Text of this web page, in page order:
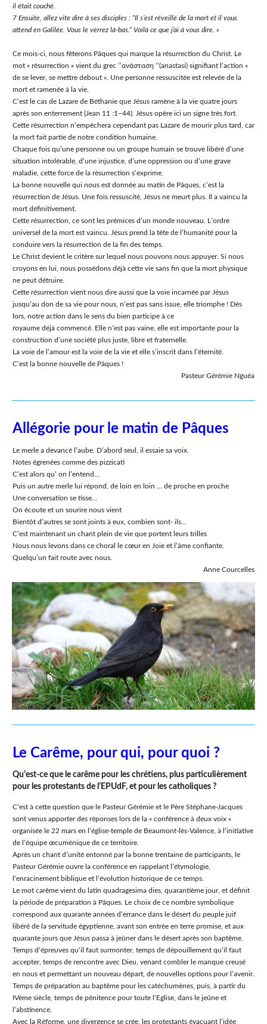
il était couché.
7 Ensuite, allez vite dire à ses disciples : “Il s’est réveillé de la mort et il vous
attend en Galilée. Vous le verrez là-bas.” Voilà ce que j’ai à vous dire. »
Ce mois-ci, nous fêterons Pâques qui marque la résurrection du Christ. Le
mot « résurrection » vient du grec ʻʼανάσταση ʻʼ(anastasi) signifiant lʼaction «
de se lever, se mettre debout ». Une personne ressuscitée est relevée de la
mort et ramenée à la vie.
Cʼest le cas de Lazare de Béthanie que Jésus ramène à la vie quatre jours
après son enterrement (Jean 11 :1–44). Jésus opère ici un signe très fort.
Cette résurrection nʼempêchera cependant pas Lazare de mourir plus tard, car
la mort fait partie de notre condition humaine.
Chaque fois qu’une personne ou un groupe humain se trouve libéré d’une
situation intolérable, d’une injustice, d’une oppression ou d’une grave
maladie, cette force de la résurrection sʼexprime.
La bonne nouvelle qui nous est donnée au matin de Pâques, cʼest la
résurrection de Jésus. Une fois ressuscité, Jésus ne meurt plus. Il a vaincu la
mort définitivement.
Cette résurrection, ce sont les prémices dʼun monde nouveau. Lʼordre
universel de la mort est vaincu. Jésus prend la tête de l’humanité pour la
conduire vers la résurrection de la fin des temps.
Le Christ devient le critère sur lequel nous pouvons nous appuyer. Si nous
croyons en lui, nous possédons déjà cette vie sans fin que la mort physique
ne peut détruire.
Cette résurrection vient nous dire aussi que la voie incarnée par Jésus
jusqu’au don de sa vie pour nous, n’est pas sans issue, elle triomphe ! Dès
lors, notre action dans le sens du bien participe à ce
royaume déjà commencé. Elle nʼest pas vaine, elle est importante pour la
construction d’une société plus juste, libre et fraternelle.
La voie de l’amour est la voie de la vie et elle sʼinscrit dans lʼéternité.
Cʼest la bonne nouvelle de Pâques !
Pasteur Gérémie Nguéa
Allégorie pour le matin de Pâques
Le merle a devancé l’aube. D’abord seul, il essaie sa voix.
Notes égrenées comme des pizzicati
C’est alors qu’ on l’entend…
Puis un autre merle lui répond, de loin en loin … de proche en proche
Une conversation se tisse…
On écoute et un sourire nous vient
Bientôt d’autres se sont joints à eux, combien sont- ils…
C’est maintenant un chant plein de vie que portent leurs trilles
Nous nous levons dans ce choral le cœur en Joie et l’âme confiante.
Quelqu’un fait route avec nous.
Anne Courcelles
Le Carême, pour qui, pour quoi ?
Quʼest-ce que le carême pour les chrétiens, plus particulièrement
pour les protestants de lʼEPUdF, et pour les catholiques ?
Cʼest à cette question que le Pasteur Gérémie et le Père Stéphane-Jacques
sont venus apporter des réponses lors de la « conférence à deux voix »
organisée le 22 mars en lʼéglise-temple de Beaumont-lès-Valence, à lʼinitiative
de lʼéquipe œcuménique de ce territoire.
Après un chant dʼunité entonné par la bonne trentaine de participants, le
Pasteur Gérémie ouvre la conférence en rappelant lʼétymologie,
lʼenracinement biblique et lʼévolution historique de ce temps.
Le mot carême vient du latin quadragesima dies, quarantième jour, et définit
la période de préparation à Pâques. Le choix de ce nombre symbolique
correspond aux quarante années dʼerrance dans le désert du peuple juif
libéré de la servitude égyptienne, avant son entrée en terre promise, et aux
quarante jours que Jésus passa à jeûner dans le désert après son baptême.
Temps dʼépreuves quʼil faut surmonter, temps de dépouillement quʼil faut
accepter, temps de rencontre avec Dieu, venant combler le manque creusé
en nous et permettant un nouveau départ, de nouvelles options pour lʼavenir.
Temps de préparation au baptême pour les catéchumènes, puis, à partir du
IVème siècle, temps de pénitence pour toute lʼEglise, dans le jeûne et
lʼabstinence.
Avec la Réforme, une divergence se crée, les protestants évacuant lʼidée